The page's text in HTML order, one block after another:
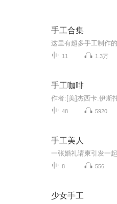
手工合集
11 1.3万
手工咖啡
48 5920
手工美人
8 556
少女手工